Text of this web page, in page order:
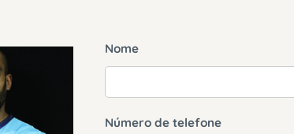
Nome
Número de telefone